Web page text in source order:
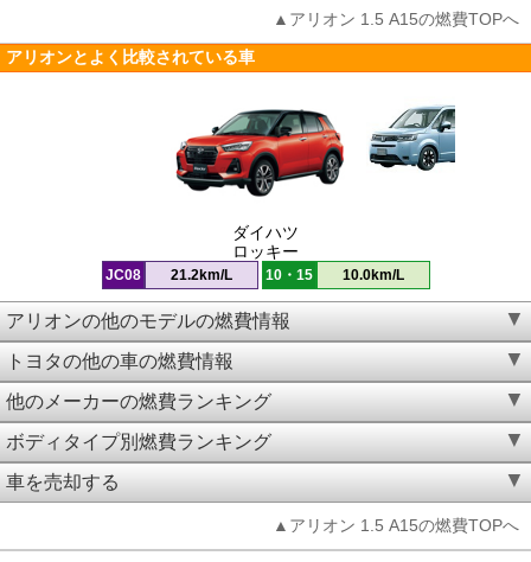
▲アリオン 1.5 A15の燃費TOPへ
アリオンとよく比較されている車
ダイハツ
ロッキー
JC08 21.2km/L 10・15 10.0km/L
アリオンの他のモデルの燃費情報
トヨタの他の車の燃費情報
他のメーカーの燃費ランキング
ボディタイプ別燃費ランキング
車を売却する
▲アリオン 1.5 A15の燃費TOPへ